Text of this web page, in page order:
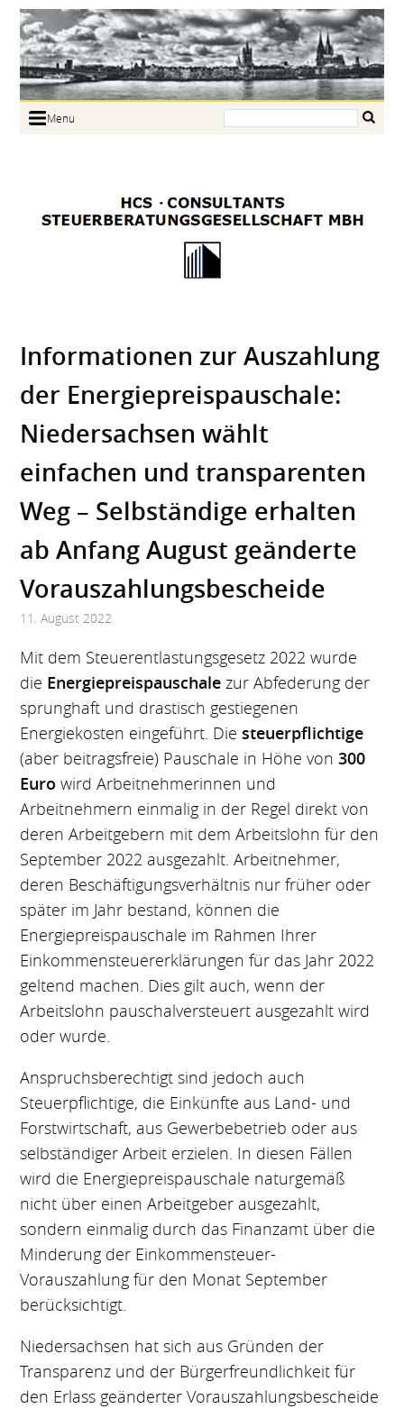
Menu
Links
Informationen zur Auszahlung
der Energiepreispauschale:
Niedersachsen wählt
einfachen und transparenten
Weg – Selbständige erhalten
ab Anfang August geänderte
Vorauszahlungsbescheide
11. August 2022
Mit dem Steuerentlastungsgesetz 2022 wurde
die Energiepreispauschale zur Abfederung der
sprunghaft und drastisch gestiegenen
Energiekosten eingeführt. Diesteuerpflichtige
(aber beitragsfreie) Pauschale in Höhe von300
Euro wird Arbeitnehmerinnen und
Arbeitnehmern einmalig in der Regel direkt von
deren Arbeitgebern mit dem Arbeitslohn für den
September 2022 ausgezahlt. Arbeitnehmer,
deren Beschäftigungsverhältnis nur früher oder
später im Jahr bestand, können die
Energiepreispauschale im Rahmen Ihrer
Einkommensteuererklärungen für das Jahr 2022
geltend machen. Dies gilt auch, wenn der
Arbeitslohn pauschalversteuert ausgezahlt wird
oder wurde.
Anspruchsberechtigt sind jedoch auch
Steuerpflichtige, die Einkünfte aus Land- und
Forstwirtschaft, aus Gewerbebetrieb oder aus
selbständiger Arbeit erzielen. In diesen Fällen
wird die Energiepreispauschale naturgemäß
nicht über einen Arbeitgeber ausgezahlt,
sondern einmalig durch das Finanzamt über die
Minderung der Einkommensteuer-
Vorauszahlung für den Monat September
berücksichtigt.
Niedersachsen hat sich aus Gründen der
Transparenz und der Bürgerfreundlichkeit für
den Erlass geänderter Vorauszahlungsbescheide